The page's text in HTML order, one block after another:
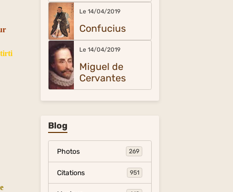
Le 14/04/2019
Confucius
Le 14/04/2019
Miguel de
Cervantes
Blog
Photos 269
Citations 951